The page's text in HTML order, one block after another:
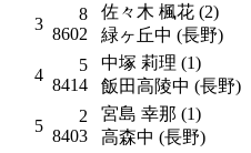
3
8
8602
佐々木 楓花 (2)
緑ヶ丘中 (長野)
4
5
8414
中塚 莉理 (1)
飯田高陵中 (長野)
5
2
8403
宮島 幸那 (1)
高森中 (長野)